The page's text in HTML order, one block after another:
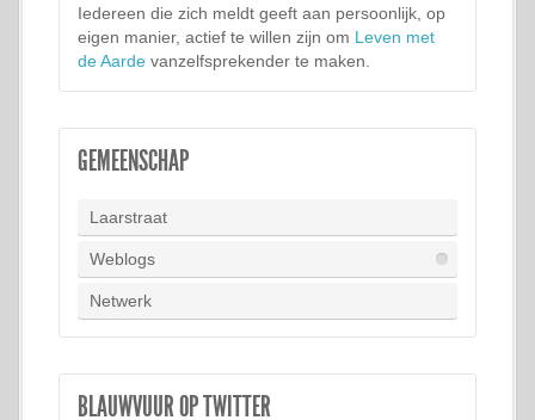
Iedereen die zich meldt geeft aan persoonlijk, op
eigen manier, actief te willen zijn om Leven met
de Aarde vanzelfsprekender te maken.
GEMEENSCHAP
Laarstraat
Weblogs
Netwerk
BLAUWVUUR OP TWITTER